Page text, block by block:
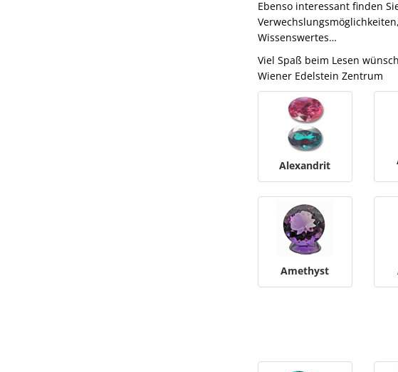
Ebenso interessant finden
Wissenswertes…
Viel Spaß beim Lesen
Wiener Edelstein Zentrum
Alexandrit
Amethyst